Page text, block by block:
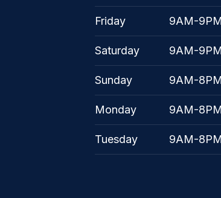
Friday 9AM-
Saturday 9AM-
Sunday 9AM-
Monday 9AM-
Tuesday 9AM-